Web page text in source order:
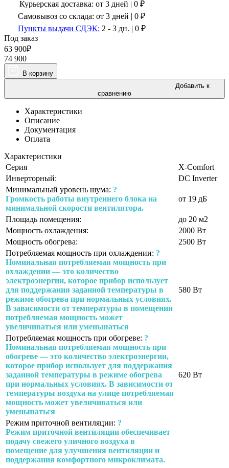
Курьерская доставка: от 3 дней | 0 ₽
Самовывоз со склада: от 3 дней | 0 ₽
Пункты выдачи СДЭК: 2 - 3 дн. | 0 ₽
Под заказ
63 900₽
74 900
В корзину
Добавить к
сравнению
Характеристики
Описание
Документация
Оплата
Характеристики
Серия
X-Comfort
Инверторный:
DC Inverter
Минимальный уровень шума: ?
Громкость работы внутреннего блока на
минимальной скорости вентилятора.
от 19 дБ
Площадь помещения:
до 20 м2
Мощность охлаждения:
2000 Вт
Мощность обогрева:
2500 Вт
Потребляемая мощность при охлаждении: ?
Номинальная потребляемая мощность при
охлаждении — это количество
электроэнергии, которое прибор использует
для поддержания заданной температуры в
режиме обогрева при нормальных условиях.
В зависимости от температуры в помещении
потребляемая мощность может
увеличиваться или уменьшаться
580 Вт
Потребляемая мощность при обогреве: ?
Номинальная потребляемая мощность при
обогреве — это количество электроэнергии,
которое прибор использует для поддержания
заданной температуры в режиме обогрева
при нормальных условиях. В зависимости от
температуры воздуха на улице потребляемая
мощность может увеличиваться или
уменьшаться
620 Вт
Режим приточной вентиляции: ?
Режим приточной вентиляции обеспечивает
подачу свежего уличного воздуха в
помещение для улучшения вентиляции и
поддержания комфортного микроклимата.